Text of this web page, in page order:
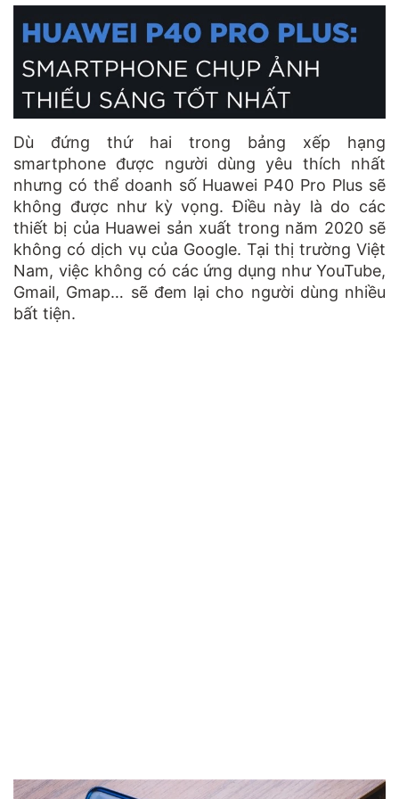
Dù đứng thứ hai trong bảng xếp hạng
smartphone được người dùng yêu thích nhất
nhưng có thể doanh số Huawei P40 Pro Plus sẽ
không được như kỳ vọng. Điều này là do các
thiết bị của Huawei sản xuất trong năm 2020 sẽ
không có dịch vụ của Google. Tại thị trường Việt
Nam, việc không có các ứng dụng như YouTube,
Gmail, Gmap… sẽ đem lại cho người dùng nhiều
bất tiện.